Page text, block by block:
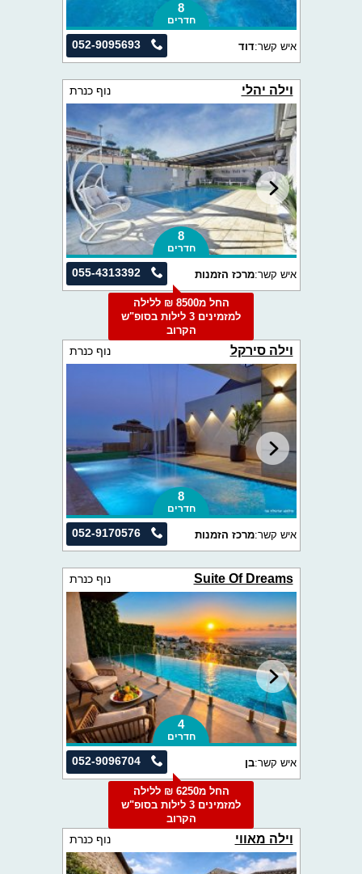
8
חדרים
052-9095693 איש קשר:דוד
וילה יהלי נוף כנרת
8
חדרים
055-4313392 איש קשר:מרכז הזמנות
החל מ8500 ₪ ללילה
למזמינים 3 לילות בסופ"ש
הקרוב
וילה סירקל נוף כנרת
8
חדרים
052-9170576 איש קשר:מרכז הזמנות
Suite Of Dreams נוף כנרת
4
חדרים
052-9096704 איש קשר:בן
החל מ6250 ₪ ללילה
למזמינים 3 לילות בסופ"ש
הקרוב
וילה מאווי נוף כנרת